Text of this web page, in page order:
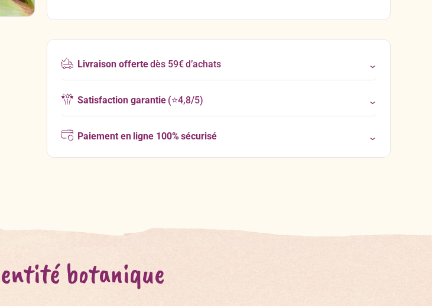
Livraison offertedès 59€ d’achats
Satisfaction garantie(⭐4,8/5)
Paiement en ligne 100% sécurisé
botanique